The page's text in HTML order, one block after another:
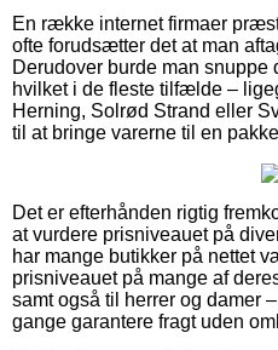
En række internet firmaer
ofte forudsætter det at man
Derudover burde man
hvilket i de fleste tilfælde –
Herning, Solrød Strand eller
til at bringe varerne til en
Det er efterhånden rigtig
at vurdere prisniveauet på
har mange butikker på nettet
prisniveauet på mange af
samt også til herrer og damer
gange garantere fragt uden